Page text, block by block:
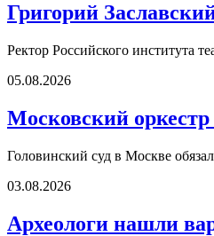
Григорий
Ректор Российского института
05.08.2026
Московский
Головинский суд в Москве
03.08.2026
Археологи нашли